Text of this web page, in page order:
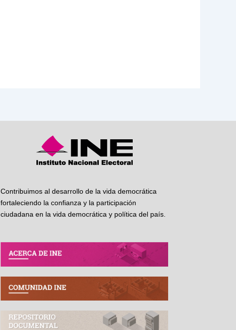
Contribuimos al desarrollo de la vida democrática
fortaleciendo la confianza y la participación
ciudadana en la vida democrática y política del país.